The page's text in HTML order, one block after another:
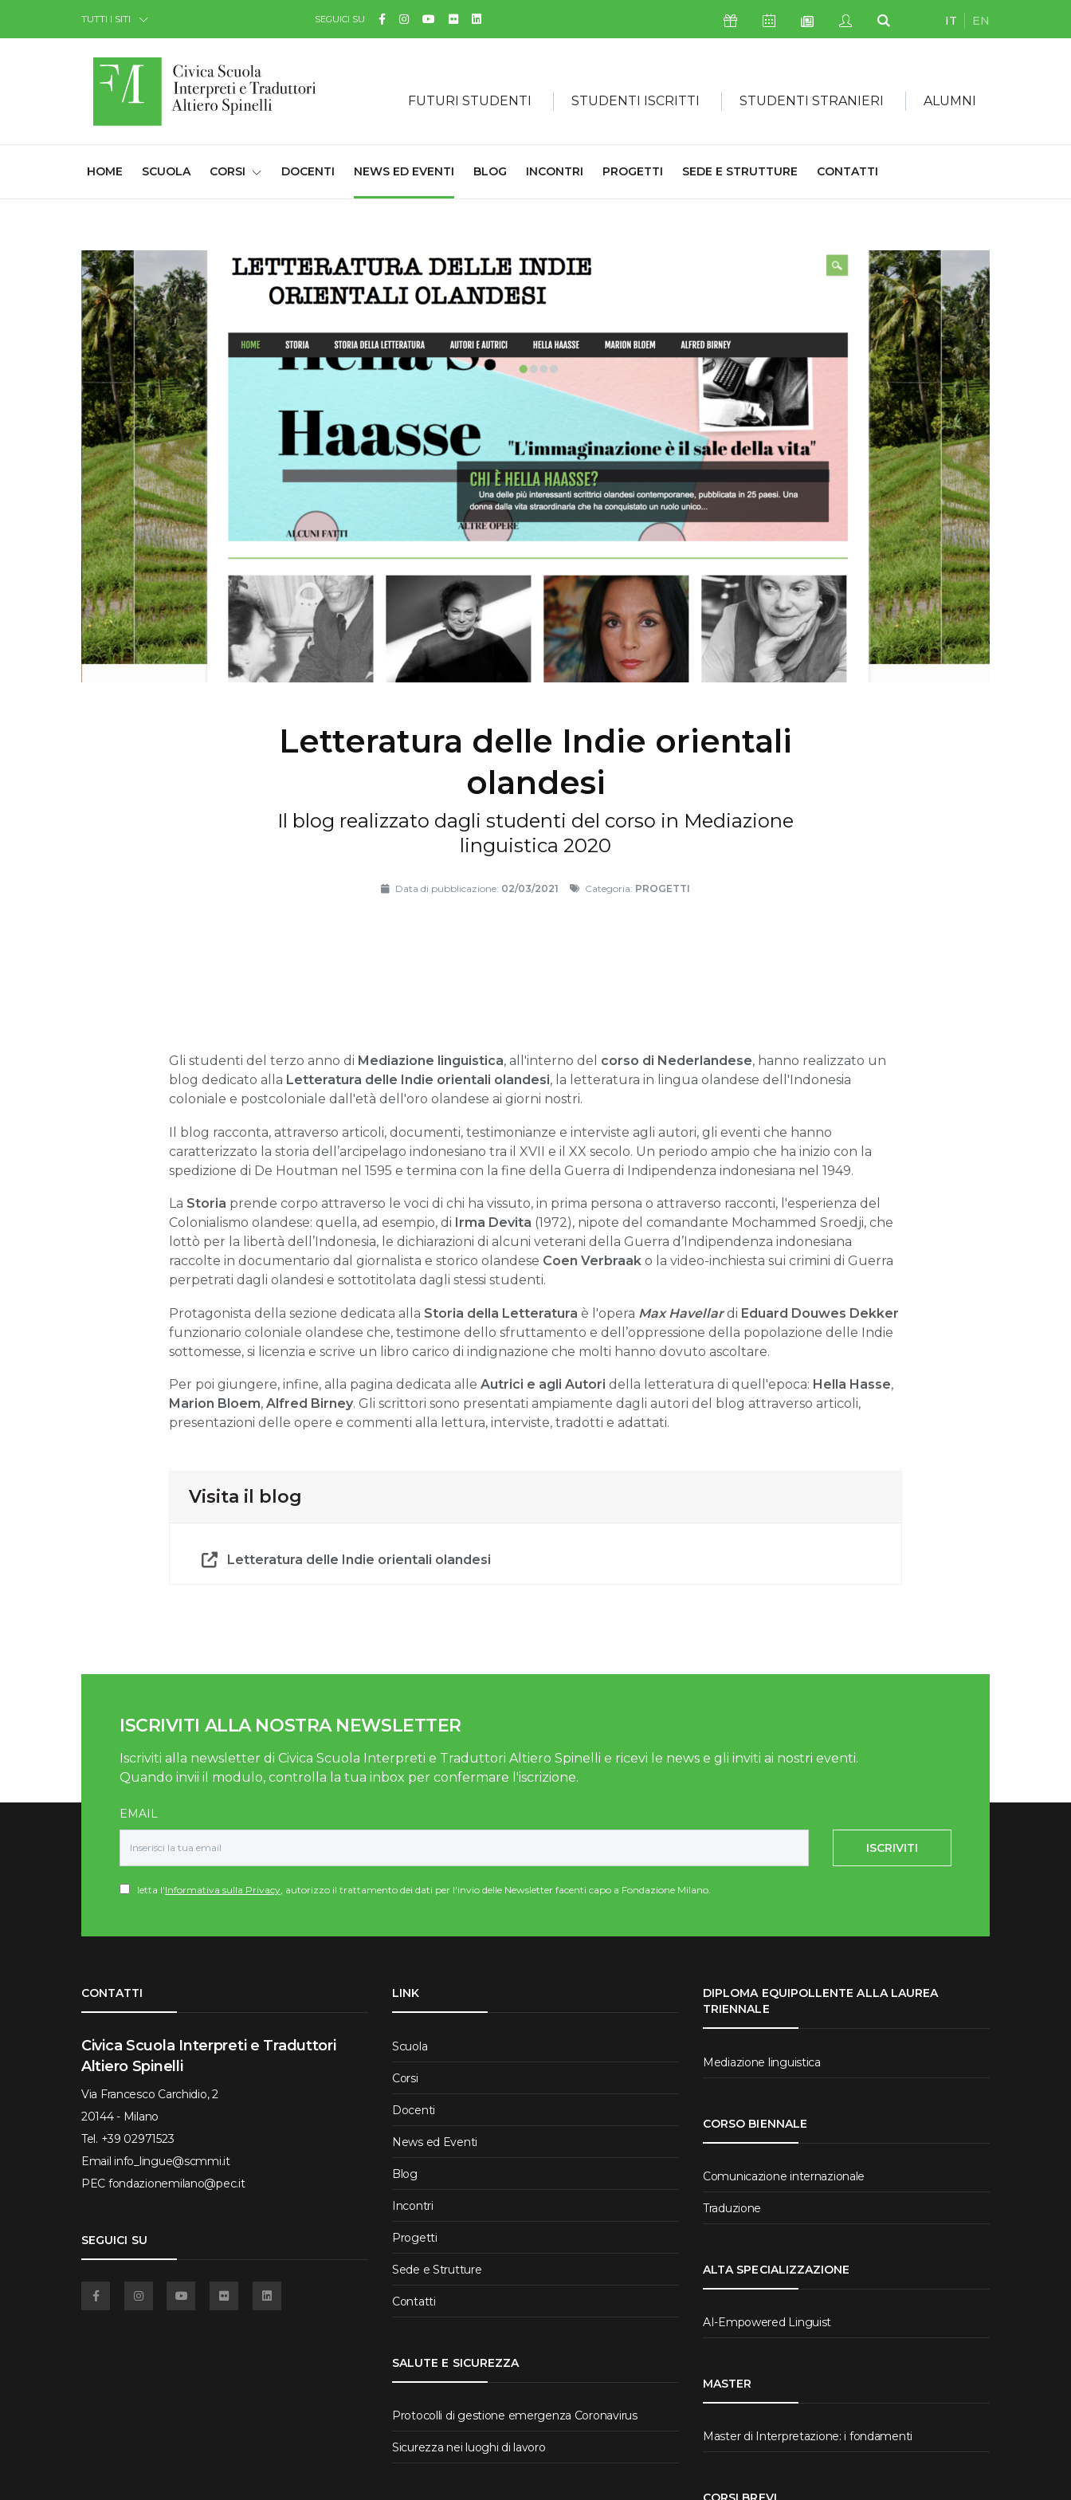
TUTTI I SITI SEGUICI SU Facebook
Instagram
YouTube
Flickr Icona SostieniciIcona Calendario Eventi
Icona Newsletter
Icona My Civica
Icona Cerca
IT EN
FUTURI STUDENTI STUDENTI ISCRITTI STUDENTI STRANIERI ALUMNI
HOME (CURRENT)
SCUOLA CORSI DOCENTI NEWS ED EVENTI BLOG INCONTRI PROGETTI SEDE E STRUTTURE CONTATTI
Letteratura delle Indie orientali
olandesi
Il blog realizzato dagli studenti del corso in Mediazione
linguistica 2020
Data di pubblicazione: 02/03/2021 Categoria: PROGETTI
Gli studenti del terzo anno di Mediazione linguistica, all'interno del corso di Nederlandese, hanno realizzato un
blog dedicato alla Letteratura delle Indie orientali olandesi, la letteratura in lingua olandese dell'Indonesia
coloniale e postcoloniale dall'età dell'oro olandese ai giorni nostri.
Il blog racconta, attraverso articoli, documenti, testimonianze e interviste agli autori, gli eventi che hanno
caratterizzato la storia dell’arcipelago indonesiano tra il XVII e il XX secolo. Un periodo ampio che ha inizio con la
spedizione di De Houtman nel 1595 e termina con la fine della Guerra di Indipendenza indonesiana nel 1949.
La Storia prende corpo attraverso le voci di chi ha vissuto, in prima persona o attraverso racconti, l'esperienza del
Colonialismo olandese: quella, ad esempio, di Irma Devita (1972), nipote del comandante Mochammed Sroedji, che
lottò per la libertà dell’Indonesia, le dichiarazioni di alcuni veterani della Guerra d’Indipendenza indonesiana
raccolte in documentario dal giornalista e storico olandese Coen Verbraak o la video-inchiesta sui crimini di Guerra
perpetrati dagli olandesi e sottotitolata dagli stessi studenti.
Protagonista della sezione dedicata alla Storia della Letteratura è l'opera Max Havellar di Eduard Douwes Dekker
funzionario coloniale olandese che, testimone dello sfruttamento e dell’oppressione della popolazione delle Indie
sottomesse, si licenzia e scrive un libro carico di indignazione che molti hanno dovuto ascoltare.
Per poi giungere, infine, alla pagina dedicata alle Autrici e agli Autori della letteratura di quell'epoca: Hella Hasse,
Marion Bloem, Alfred Birney. Gli scrittori sono presentati ampiamente dagli autori del blog attraverso articoli,
presentazioni delle opere e commenti alla lettura, interviste, tradotti e adattati.
Visita il blog
Letteratura delle Indie orientali olandesi
ISCRIVITI ALLA NOSTRA NEWSLETTER
Iscriviti alla newsletter di Civica Scuola Interpreti e Traduttori Altiero Spinelli e ricevi le news e gli inviti ai nostri eventi.
Quando invii il modulo, controlla la tua inbox per confermare l'iscrizione.
EMAIL
ISCRIVITI
letta l'Informativa sulla Privacy, autorizzo il trattamento dei dati per l'invio delle Newsletter facenti capo a Fondazione Milano.
CONTATTI
Civica Scuola Interpreti e Traduttori
Altiero Spinelli
Via Francesco Carchidio, 2
20144 - Milano
Tel. +39 02971523
Email info_lingue@scmmi.it
PEC fondazionemilano@pec.it
SEGUICI SU
LINK
Scuola
Corsi
Docenti
News ed Eventi
Blog
Incontri
Progetti
Sede e Strutture
Contatti
SALUTE E SICUREZZA
Protocolli di gestione emergenza Coronavirus
Sicurezza nei luoghi di lavoro
DIPLOMA EQUIPOLLENTE ALLA LAUREA
TRIENNALE
Mediazione linguistica
CORSO BIENNALE
Comunicazione internazionale
Traduzione
ALTA SPECIALIZZAZIONE
AI-Empowered Linguist
MASTER
Master di Interpretazione: i fondamenti